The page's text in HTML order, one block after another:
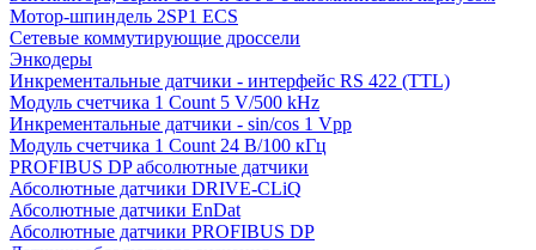
Мотор-шпиндель 2SP1 ECS
Сетевые коммутирующие дроссели
Энкодеры
Инкрементальные датчики - интерфейс RS 422 (TTL)
Модуль счетчика 1 Count 5 V/500 kHz
Инкрементальные датчики - sin/cos 1 Vpp
Модуль счетчика 1 Count 24 В/100 кГц
PROFIBUS DP абсолютные датчики
Абсолютные датчики DRIVE-CLiQ
Абсолютные датчики EnDat
Абсолютные датчики PROFIBUS DP